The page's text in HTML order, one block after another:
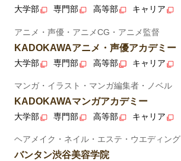
大学部 専門部 高等部 キャリア
アニメ・声優・アニメCG・アニメ監督
KADOKAWAアニメ・声優アカデミー
大学部 専門部 高等部 キャリア
マンガ・イラスト・マンガ編集者・ノベル
KADOKAWAマンガアカデミー
大学部 専門部 高等部 キャリア
ヘアメイク・ネイル・エステ・ウエディング
バンタン渋谷美容学院